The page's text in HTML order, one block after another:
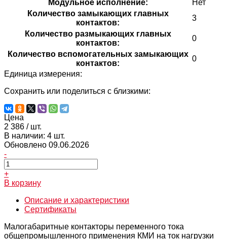
Модульное исполнение:
Нет
Количество замыкающих главных
контактов:
3
Количество размыкающих главных
контактов:
0
Количество вспомогательных замыкающих
контактов:
0
Единица измерения:
Сохранить или поделиться с близкими:
Цена
2 386 / шт.
В наличии: 4 шт.
Обновлено 09.06.2026
-
+
В корзину
Описание и характеристики
Сертификаты
Малогабаритные контакторы переменного тока
общепромышленного применения КМИ на ток нагрузки